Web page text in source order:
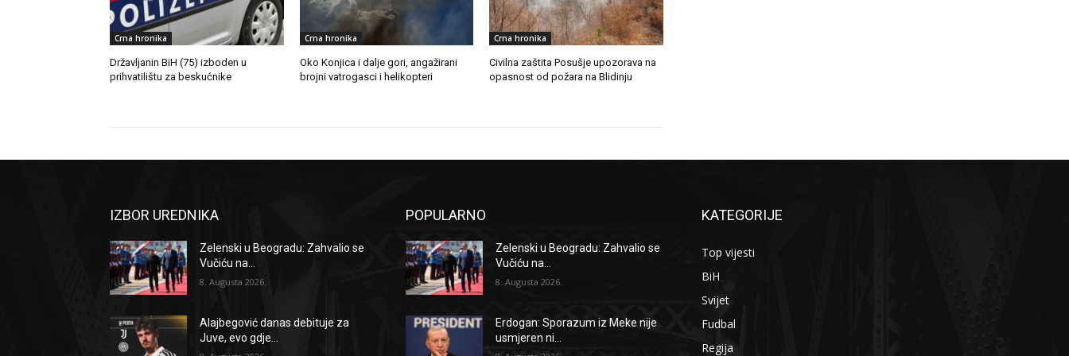
Crna hronika
Državljanin BiH (75) izboden u
prihvatilištu za beskućnike
Crna hronika
Oko Konjica i dalje gori, angažirani
brojni vatrogasci i helikopteri
Crna hronika
Civilna zaštita Posušje upozorava na
opasnost od požara na Blidinju
IZBOR UREDNIKA
Zelenski u Beogradu: Zahvalio se
Vučiću na...
8. Augusta 2026.
Alajbegović danas debituje za
Juve, evo gdje...
POPULARNO
Zelenski u Beogradu: Zahvalio se
Vučiću na...
8. Augusta 2026.
Erdogan: Sporazum iz Meke nije
usmjeren ni...
KATEGORIJE
Top vijesti
BiH
Svijet
Fudbal
Regija